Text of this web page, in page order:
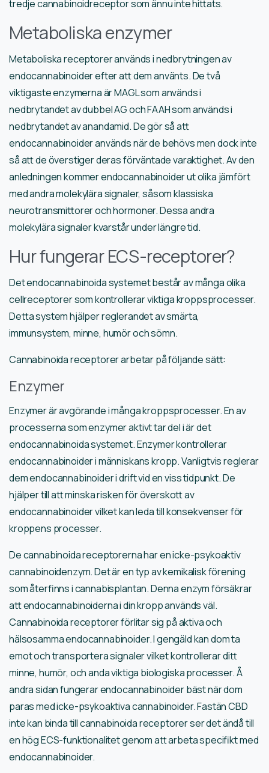
tredje cannabinoidreceptor som ännu inte hittats.
Metaboliska enzymer
Metaboliska receptorer används i nedbrytningen av
endocannabinoider efter att dem använts. De två
viktigaste enzymerna är MAGL som används i
nedbrytandet av dubbel AG och FAAH som används i
nedbrytandet av anandamid. De gör så att
endocannabinoider används när de behövs men dock inte
så att de överstiger deras förväntade varaktighet. Av den
anledningen kommer endocannabinoider ut olika jämfört
med andra molekylära signaler, såsom klassiska
neurotransmittorer och hormoner. Dessa andra
molekylära signaler kvarstår under längre tid.
Hur fungerar ECS-receptorer?
Det endocannabinoida systemet består av många olika
cellreceptorer som kontrollerar viktiga kroppsprocesser.
Detta system hjälper reglerandet av smärta,
immunsystem, minne, humör och sömn.
Cannabinoida receptorer arbetar på följande sätt:
Enzymer
Enzymer är avgörande i många kroppsprocesser. En av
processerna som enzymer aktivt tar del i är det
endocannabinoida systemet. Enzymer kontrollerar
endocannabinoider i människans kropp. Vanligtvis reglerar
dem endocannabinoider i drift vid en viss tidpunkt. De
hjälper till att minska risken för överskott av
endocannabinoider vilket kan leda till konsekvenser för
kroppens processer.
De cannabinoida receptorerna har en icke-psykoaktiv
cannabinoidenzym. Det är en typ av kemikalisk förening
som återfinns i cannabisplantan. Denna enzym försäkrar
att endocannabinoiderna i din kropp används väl.
Cannabinoida receptorer förlitar sig på aktiva och
hälsosamma endocannabinoider. I gengäld kan dom ta
emot och transportera signaler vilket kontrollerar ditt
minne, humör, och anda viktiga biologiska processer. Å
andra sidan fungerar endocannabinoider bäst när dom
paras med icke-psykoaktiva cannabinoider. Fastän CBD
inte kan binda till cannabinoida receptorer ser det ändå till
en hög ECS-funktionalitet genom att arbeta specifikt med
endocannabinoider.